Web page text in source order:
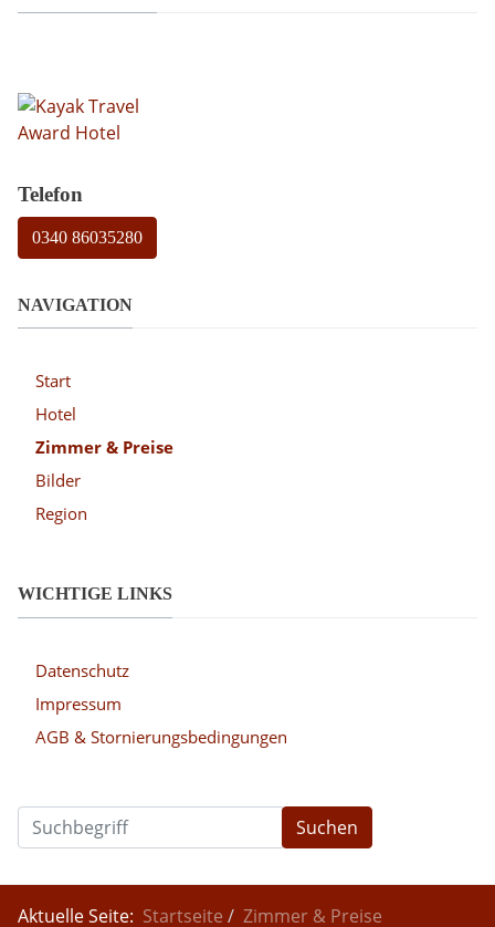
Telefon
0340 86035280
NAVIGATION
Start
Hotel
Zimmer & Preise
Bilder
Region
WICHTIGE LINKS
Datenschutz
Impressum
AGB & Stornierungsbedingungen
Suchen
Aktuelle Seite: Startseite Zimmer & Preise